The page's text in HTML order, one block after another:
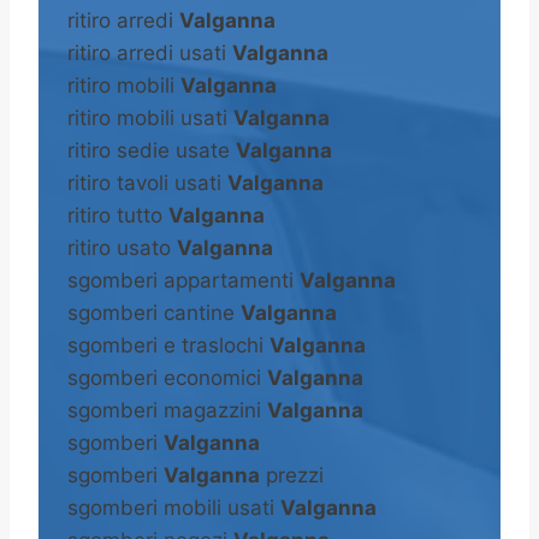
ritiro arredi Valganna
ritiro arredi usati Valganna
ritiro mobili Valganna
ritiro mobili usati Valganna
ritiro sedie usate Valganna
ritiro tavoli usati Valganna
ritiro tutto Valganna
ritiro usato Valganna
sgomberi appartamenti Valganna
sgomberi cantine Valganna
sgomberi e traslochi Valganna
sgomberi economici Valganna
sgomberi magazzini Valganna
sgomberi Valganna
sgomberi Valganna prezzi
sgomberi mobili usati Valganna